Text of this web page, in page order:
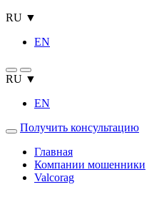
RU ▼
EN
RU ▼
EN
Получить консультацию
Главная
Компании мошенники
Valcorag